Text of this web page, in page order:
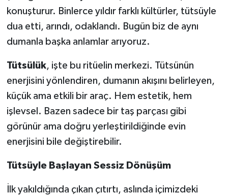
konuşturur. Binlerce yıldır farklı kültürler, tütsüyle
dua etti, arındı, odaklandı. Bugün biz de aynı
dumanla başka anlamlar arıyoruz.
Tütsülük, işte bu ritüelin merkezi. Tütsünün
enerjisini yönlendiren, dumanın akışını belirleyen,
küçük ama etkili bir araç. Hem estetik, hem
işlevsel. Bazen sadece bir taş parçası gibi
görünür ama doğru yerleştirildiğinde evin
enerjisini bile değiştirebilir.
Tütsüyle Başlayan Sessiz Dönüşüm
İlk yakıldığında çıkan çıtırtı, aslında içimizdeki